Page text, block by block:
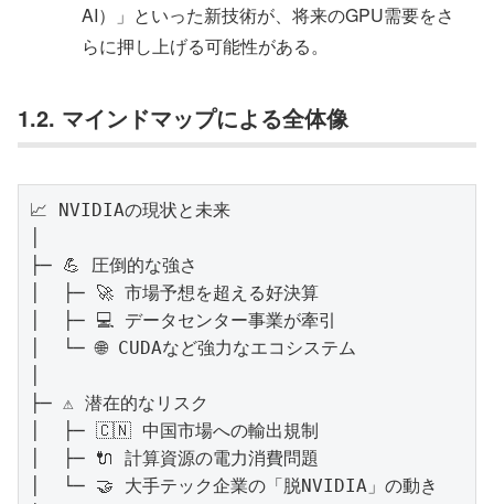
AI）」といった新技術が、将来のGPU需要をさ
らに押し上げる可能性がある。
1.2. マインドマップによる全体像
📈 NVIDIAの現状と未来
├─ 💪 圧倒的な強さ
│  ├─ 🚀 市場予想を超える好決算
│  ├─ 💻 データセンター事業が牽引
│  └─ 🌐 CUDAなど強力なエコシステム
├─ ⚠️ 潜在的なリスク
│  ├─ 🇨🇳 中国市場への輸出規制
│  ├─ 🔌 計算資源の電力消費問題
│  └─ 🤝 大手テック企業の「脱NVIDIA」の動き